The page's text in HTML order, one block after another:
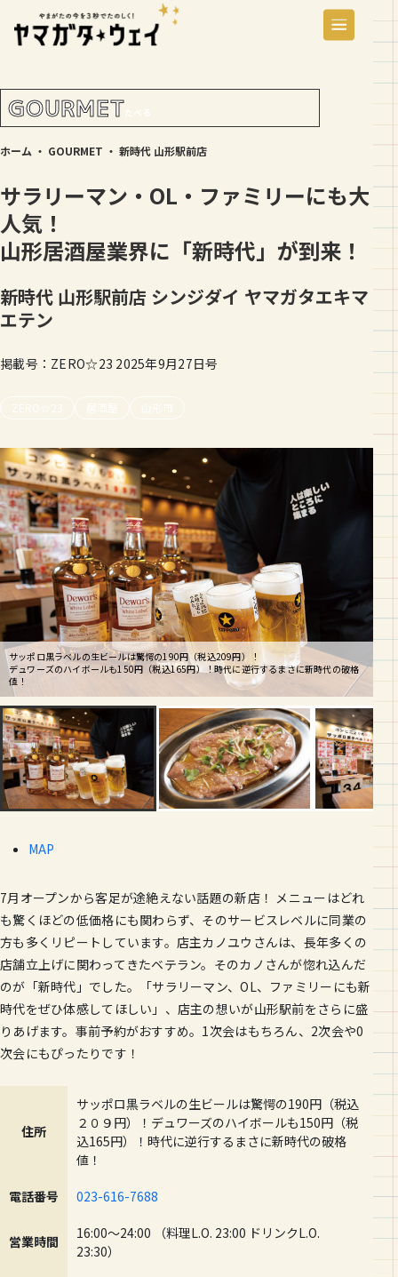
GOURMETたべる
ホーム ・ GOURMET ・ 新時代 山形駅前店
サラリーマン・OL・ファミリーにも大
人気！
山形居酒屋業界に「新時代」が到来！
新時代 山形駅前店 シンジダイ ヤマガタエキマ
エテン
掲載号：ZERO☆23 2025年9月27日号
ZERO☆23 居酒屋 山形市
サッポロ黒ラベルの生ビールは驚愕の190円（税込209円）！
デュワーズのハイボールも150円（税込165円）！時代に逆行するまさに新時代の破格
値！
MAP
7月オープンから客足が途絶えない話題の新店！ メニューはどれ
も驚くほどの低価格にも関わらず、そのサービスレベルに同業の
方も多くリピートしています。店主カノユウさんは、長年多くの
店舗立上げに関わってきたベテラン。そのカノさんが惚れ込んだ
のが「新時代」でした。「サラリーマン、OL、ファミリーにも新
時代をぜひ体感してほしい」、店主の想いが山形駅前をさらに盛
りあげます。事前予約がおすすめ。1次会はもちろん、2次会や0
次会にもぴったりです！
住所
サッポロ黒ラベルの生ビールは驚愕の190円（税込
２０９円）！デュワーズのハイボールも150円（税
込165円）！時代に逆行するまさに新時代の破格
値！
電話番号 023-616-7688
営業時間
16:00～24:00 （料理L.O. 23:00 ドリンクL.O.
23:30）